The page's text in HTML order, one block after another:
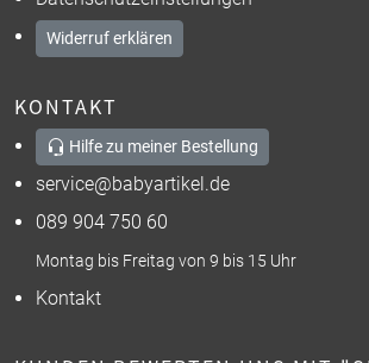
Widerruf erklären
KONTAKT
Hilfe zu meiner Bestellung
service@babyartikel.de
089 904 750 60
Montag bis Freitag von 9 bis 15 Uhr
Kontakt